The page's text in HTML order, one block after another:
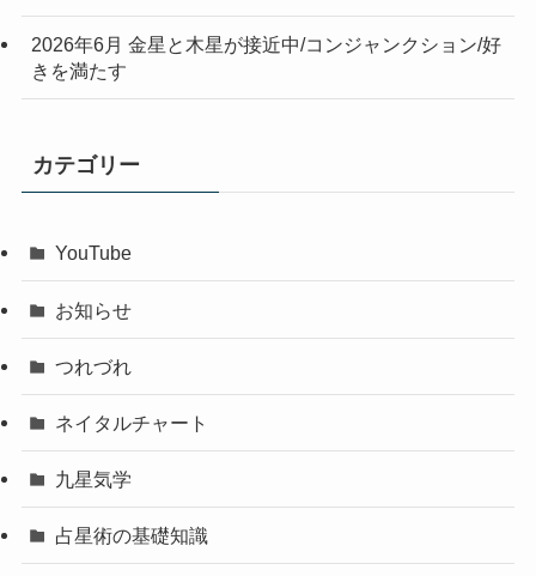
2026年6月 金星と木星が接近中/コンジャンクション/好
きを満たす
カテゴリー
YouTube
お知らせ
つれづれ
ネイタルチャート
九星気学
占星術の基礎知識